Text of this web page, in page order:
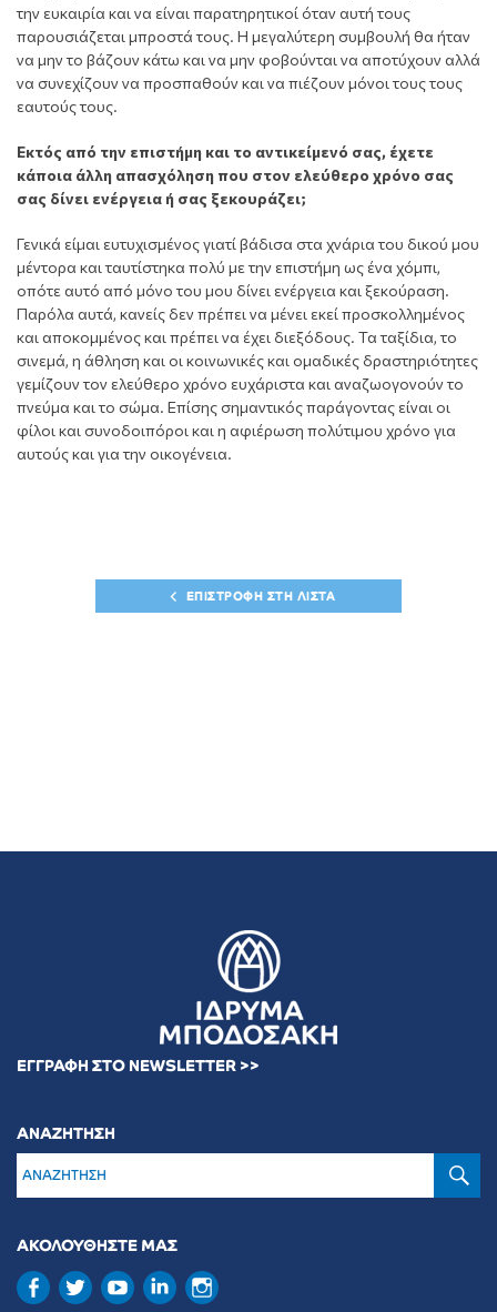
την ευκαιρία και να είναι παρατηρητικοί όταν αυτή τους
παρουσιάζεται μπροστά τους. Η μεγαλύτερη συμβουλή θα ήταν
να μην το βάζουν κάτω και να μην φοβούνται να αποτύχουν αλλά
να συνεχίζουν να προσπαθούν και να πιέζουν μόνοι τους τους
εαυτούς τους.
Εκτός από την επιστήμη και το αντικείμενό σας, έχετε
κάποια άλλη απασχόληση που στον ελεύθερο χρόνο σας
σας δίνει ενέργεια ή σας ξεκουράζει;
Γενικά είμαι ευτυχισμένος γιατί βάδισα στα χνάρια του δικού μου
μέντορα και ταυτίστηκα πολύ με την επιστήμη ως ένα χόμπι,
οπότε αυτό από μόνο του μου δίνει ενέργεια και ξεκούραση.
Παρόλα αυτά, κανείς δεν πρέπει να μένει εκεί προσκολλημένος
και αποκομμένος και πρέπει να έχει διεξόδους. Τα ταξίδια, το
σινεμά, η άθληση και οι κοινωνικές και ομαδικές δραστηριότητες
γεμίζουν τον ελεύθερο χρόνο ευχάριστα και αναζωογονούν το
πνεύμα και το σώμα. Επίσης σημαντικός παράγοντας είναι οι
φίλοι και συνοδοιπόροι και η αφιέρωση πολύτιμου χρόνο για
αυτούς και για την οικογένεια.
ΕΠΙΣΤΡΟΦΗ ΣΤΗ ΛΙΣΤΑ
ΕΓΓΡΑΦΗ ΣΤΟ NEWSLETTER >>
ΑΝΑΖΗΤΗΣΗ
ΑΚΟΛΟΥΘΗΣΤΕ ΜΑΣ